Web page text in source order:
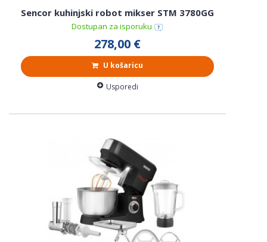
Sencor kuhinjski robot mikser STM 3780GG
Dostupan za isporuku
278,00 €
U košaricu
Usporedi